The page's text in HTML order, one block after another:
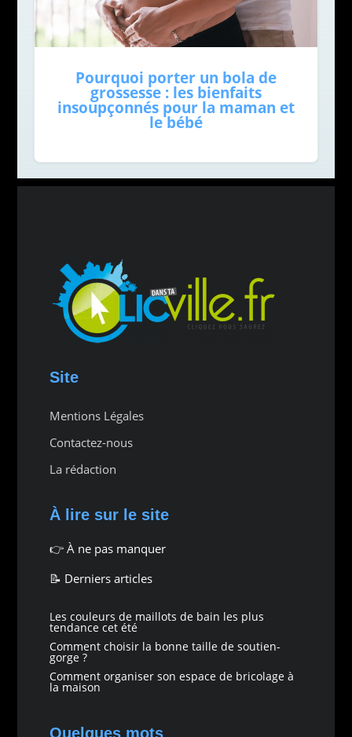
Pourquoi porter un bola de
grossesse : les bienfaits
insoupçonnés pour la maman et
le bébé
Site
Mentions Légales
Contactez-nous
La rédaction
À lire sur le site
👉 À ne pas manquer
📝 Derniers articles
Les couleurs de maillots de bain les plus
tendance cet été
Comment choisir la bonne taille de soutien-
gorge ?
Comment organiser son espace de bricolage à
la maison
Quelques mots